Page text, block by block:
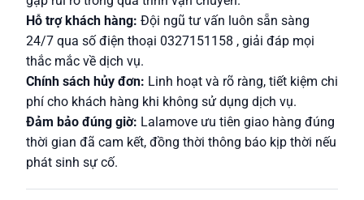
Hỗ trợ khách hàng: Đội ngũ tư vấn luôn sẵn sàng
24/7 qua số điện thoại 0327151158 , giải đáp mọi
thắc mắc về dịch vụ.
Chính sách hủy đơn: Linh hoạt và rõ ràng, tiết kiệm chi
phí cho khách hàng khi không sử dụng dịch vụ.
Đảm bảo đúng giờ: Lalamove ưu tiên giao hàng đúng
thời gian đã cam kết, đồng thời thông báo kịp thời nếu
phát sinh sự cố.